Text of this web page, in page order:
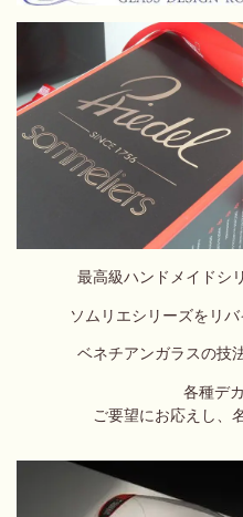
最高級ハンドメイドシ
ソムリエシリーズをリ
ベネチアンガラスの技
各種デ
ご要望にお応えし、